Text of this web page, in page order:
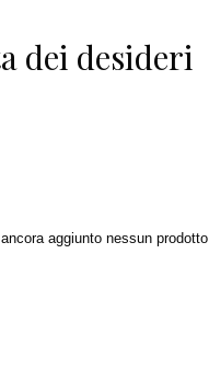
dei desideri
aggiunto nessun